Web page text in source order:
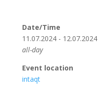
Date/Time
11.07.2024 - 12.07.2024
all-day
Event location
intaqt